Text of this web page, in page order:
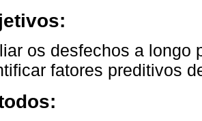
os desfechos a longo
fatores preditivos